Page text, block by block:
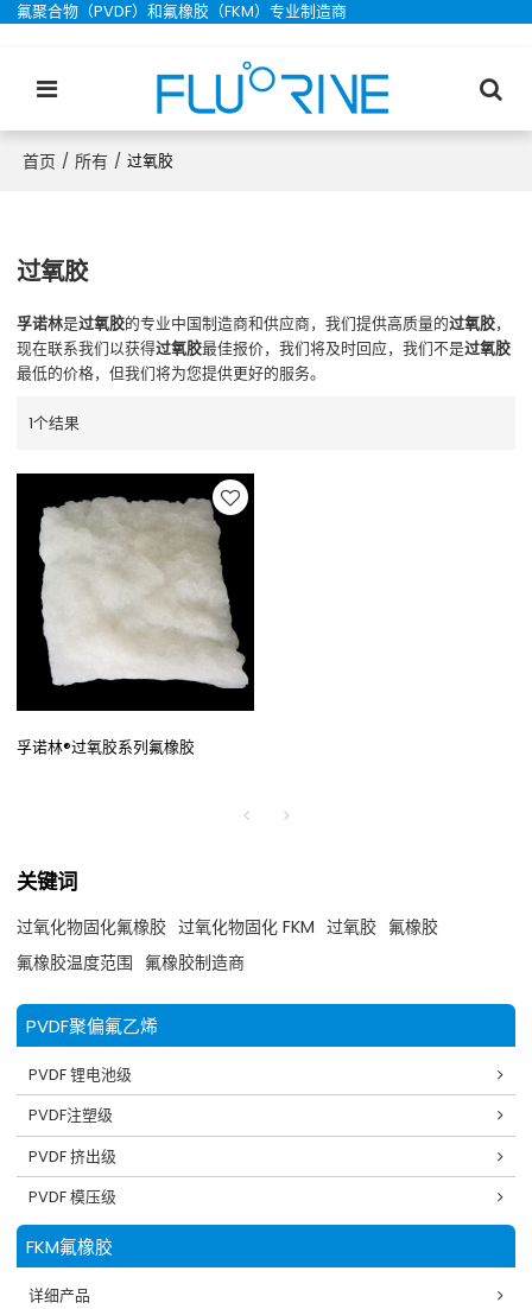
氟聚合物（PVDF）和氟橡胶（FKM）专业制造商
首页 / 所有 / 过氧胶
过氧胶
孚诺林是过氧胶的专业中国制造商和供应商，我们提供高质量的过氧胶，
现在联系我们以获得过氧胶最佳报价，我们将及时回应，我们不是过氧胶
最低的价格，但我们将为您提供更好的服务。
1个结果
孚诺林®过氧胶系列氟橡胶
关键词
过氧化物固化氟橡胶 过氧化物固化 FKM 过氧胶 氟橡胶
氟橡胶温度范围 氟橡胶制造商
PVDF聚偏氟乙烯
PVDF 锂电池级
PVDF注塑级
PVDF 挤出级
PVDF 模压级
FKM氟橡胶
详细产品